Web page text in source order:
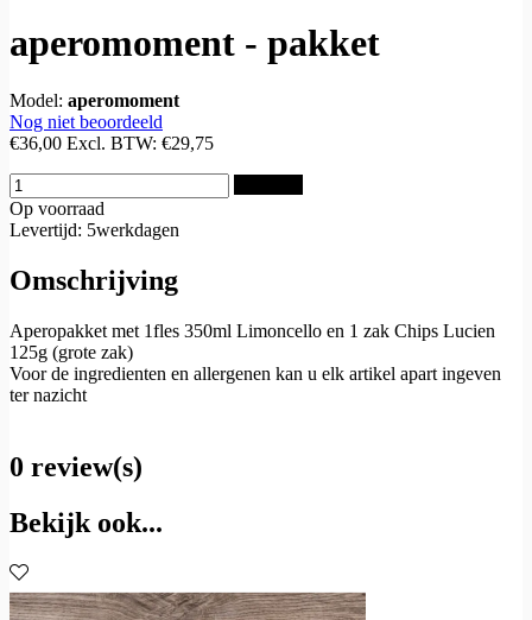
aperomoment - pakket
Model: aperomoment
Nog niet beoordeeld
€36,00 Excl. BTW: €29,75
Op voorraad
Levertijd: 5werkdagen
Omschrijving
Aperopakket met 1fles 350ml Limoncello en 1 zak Chips Lucien
125g (grote zak)
Voor de ingredienten en allergenen kan u elk artikel apart ingeven
ter nazicht
0 review(s)
Bekijk ook...